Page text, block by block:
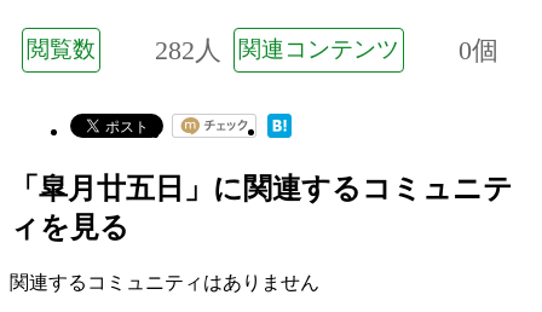
閲覧数 282人 関連コンテンツ 0個
「皐月廿五日」に関連するコミュニテ
ィを見る
関連するコミュニティはありません